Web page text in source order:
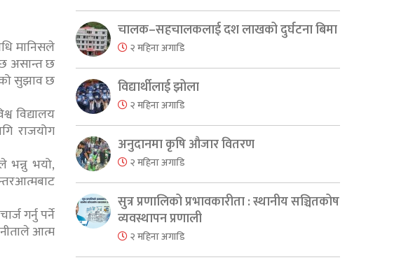
मानिसले
असान्त छ
सुझाव छ
विद्यालय
राजयोग
भन्नु भयो,
गर्नु पर्ने
आत्म
चालक–सहचालकलाई दश लाखको दुर्घटना बिमा
२ महिना अगाडि
विद्यार्थीलाई झोला
२ महिना अगाडि
अनुदानमा कृषि औजार वितरण
२ महिना अगाडि
सुत्र प्रणालिको प्रभावकारीता : स्थानीय सञ्चितकोष
व्यवस्थापन प्रणाली
२ महिना अगाडि